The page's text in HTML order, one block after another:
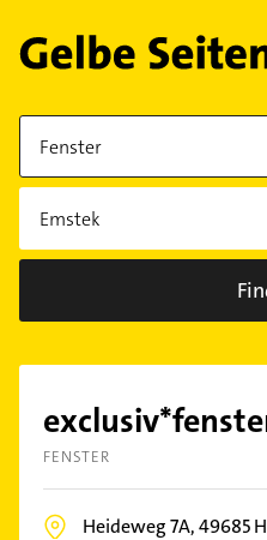
FENSTER
Heideweg 7A,49685